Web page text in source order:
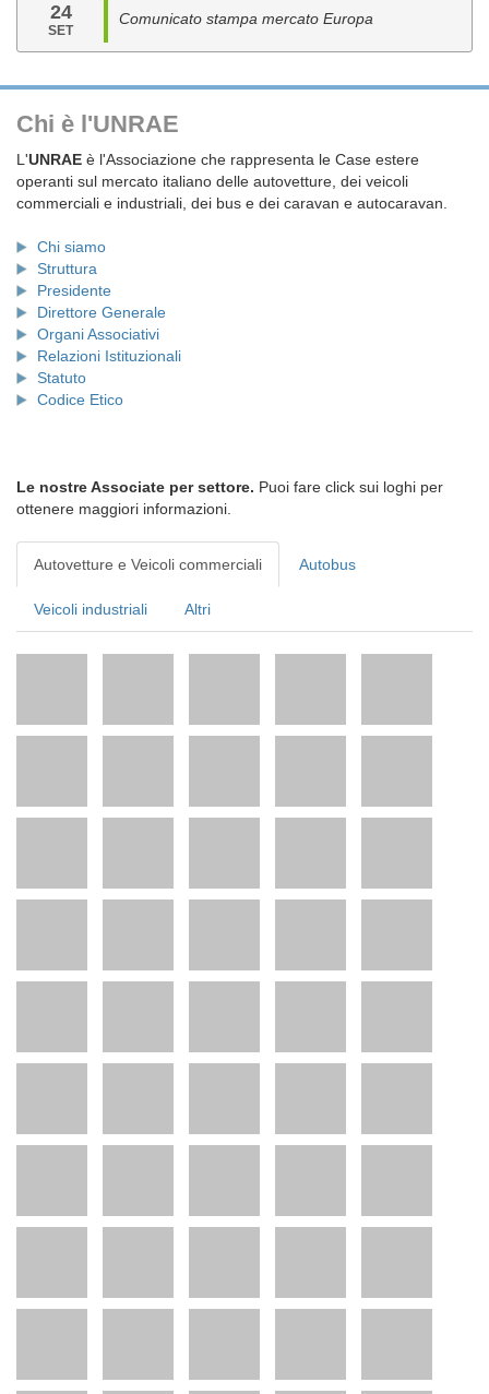
24
SET
Comunicato stampa mercato Europa
Chi è l'UNRAE
L'UNRAE è l'Associazione che rappresenta le Case estere
operanti sul mercato italiano delle autovetture, dei veicoli
commerciali e industriali, dei bus e dei caravan e autocaravan.
Chi siamo
Struttura
Presidente
Direttore Generale
Organi Associativi
Relazioni Istituzionali
Statuto
Codice Etico
Le nostre Associate per settore. Puoi fare click sui loghi per
ottenere maggiori informazioni.
Autovetture e Veicoli commerciali Autobus
Veicoli industriali Altri